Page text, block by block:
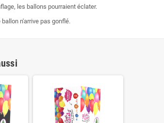
les ballons pourraient éclater.
n'arrive pas gonflé.